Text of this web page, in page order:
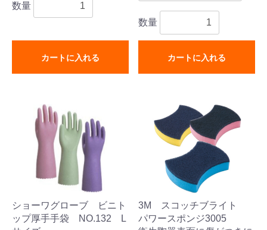
数量
カートに入れる
数量
カートに入れる
ショーワグローブ ビニト
ップ厚手手袋 NO.132 L
3M スコッチブライト
パワースポンジ3005